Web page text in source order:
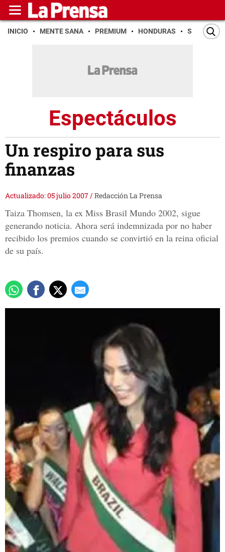
INICIO MENTE SANA PREMIUM HONDURAS SAN PEDRO
Espectáculos
Un respiro para sus
finanzas
Actualizado: 05 julio 2007/Redacción La Prensa
Taiza Thomsen, la ex Miss Brasil Mundo 2002, sigue
generando noticia. Ahora será indemnizada por no haber
recibido los premios cuando se convirtió en la reina oficial
de su país.